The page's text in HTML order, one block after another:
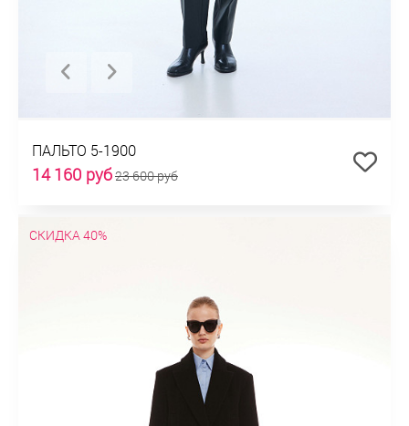
ПАЛЬТО 5-1900
14 160 руб23 600 руб
СКИДКА 40%